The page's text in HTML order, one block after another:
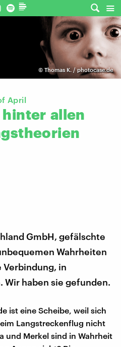
© Thomas K. / photocase.de
April
hinter allen
GmbH, gefälschte
Wahrheiten
Verbindung, in
haben sie gefunden.
ist eine Scheibe, weil sich
Langstreckenflug nicht
und Merkel sind in Wahrheit